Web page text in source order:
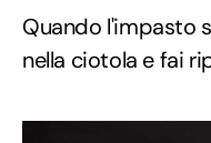
Quando l'impasto
nella ciotola e fai